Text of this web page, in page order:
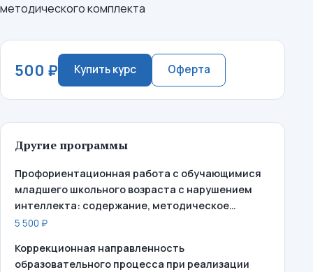
методического комплекта
500 ₽ Купить курс Оферта
Другие программы
Профориентационная работа с обучающимися
младшего школьного возраста с нарушением
интеллекта: содержание, методическое…
5 500 ₽
Коррекционная направленность
образовательного процесса при реализации